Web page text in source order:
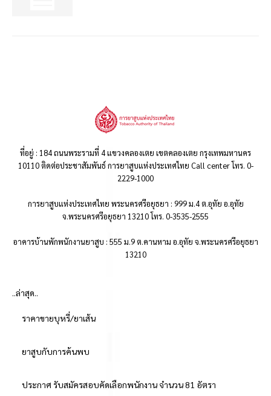
ที่อยู่ : 184 ถนนพระรามที่ 4 แขวงคลองเตย เขตคลองเตย กรุงเทพมหานคร
10110 ติดต่อประชาสัมพันธ์ การยาสูบแห่งประเทศไทย Call center โทร. 0-
2229-1000
การยาสูบแห่งประเทศไทย พระนครศรีอยุธยา : 999 ม.4 ต.อุทัย อ.อุทัย
จ.พระนครศรีอยุธยา 13210 โทร. 0-3535-2555
อาคารบ้านพักพนักงานยาสูบ : 555 ม.9 ต.คานหาม อ.อุทัย จ.พระนครศรีอยุธยา
13210
..ล่าสุด..
ราคาขายบุหรี่/ยาเส้น
ยาสูบกับการค้นพบ
ประกาศ รับสมัครสอบคัดเลือกพนักงาน จำนวน 81 อัตรา